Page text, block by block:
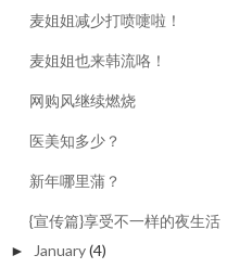
麦姐姐减少打喷嚏啦！
麦姐姐也来韩流咯！
网购风继续燃烧
医美知多少？
新年哪里蒲？
{宣传篇}享受不一样的夜生活
► January(4)